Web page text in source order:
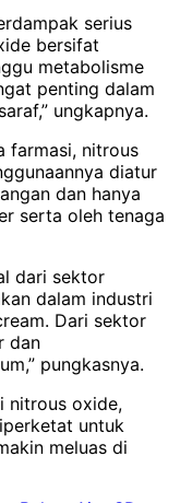
serius
bersifat
metabolisme
penting dalam
ungkapnya.
farmasi, nitrous
diatur
dan hanya
serta oleh tenaga
dari sektor
dalam industri
Dari sektor
dan
pungkasnya.
nitrous oxide,
untuk
meluas di